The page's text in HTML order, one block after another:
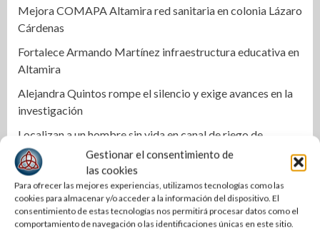
Gestionar el consentimiento de
las cookies
Para ofrecer las mejores experiencias, utilizamos tecnologías como las
cookies para almacenar y/o acceder a la información del dispositivo. El
consentimiento de estas tecnologías nos permitirá procesar datos como el
comportamiento de navegación o las identificaciones únicas en este sitio.
Mejora COMAPA Altamira red sanitaria en colonia Lázaro
Cárdenas
Fortalece Armando Martínez infraestructura educativa en
Altamira
Alejandra Quintos rompe el silencio y exige avances en la
investigación
Localizan a un hombre sin vida en canal de riego de
Xicoténcatl
Se incendia dulcería en pleno centro de El Mante; una
persona resulta intoxicada
Lupe González anuncia regreso político y busca alcaldía